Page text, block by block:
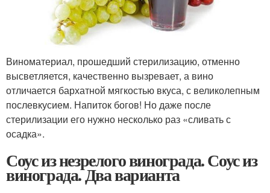
Виноматериал, прошедший стерилизацию, отменно
высветляется, качественно вызревает, а вино
отличается бархатной мягкостью вкуса, с великолепным
послевкусием. Напиток богов! Но даже после
стерилизации его нужно несколько раз «сливать с
осадка».
Соус из незрелого винограда. Соус из
винограда. Два варианта